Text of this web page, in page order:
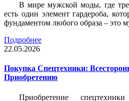
В мире мужской моды, где
есть один элемент гардероба,
фундаментом любого образа – это
Подробнее
22.05.2026
Покупка Спецтехники:
Приобретению
Приобретение